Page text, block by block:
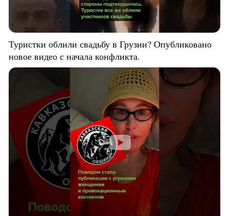
Туристки облили свадьбу в Грузии? Опубликовано
новое видео с начала конфликта.